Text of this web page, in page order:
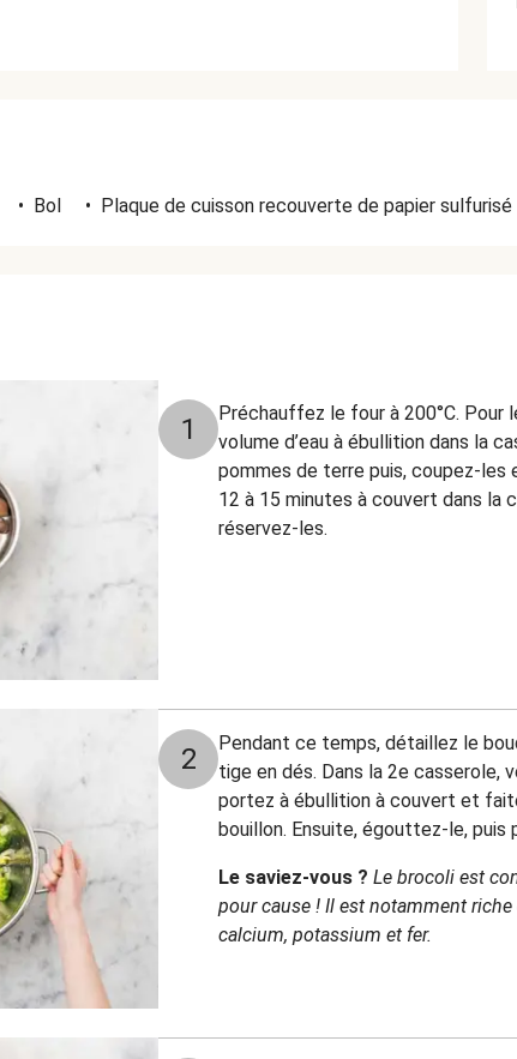
• Bol • Plaque de cuisson recouverte de papier sulfurisé
1
Préchauffez le four à 200°C. Pour
volume d’eau à ébullition dans la
pommes de terre puis, coupez-les
12 à 15 minutes à couvert dans la
réservez-les.
2
Pendant ce temps, détaillez le
tige en dés. Dans la 2e casserole,
portez à ébullition à couvert et
bouillon. Ensuite, égouttez-le, puis
Le saviez-vous ? Le brocoli est
pour cause ! Il est notamment
calcium, potassium et fer.